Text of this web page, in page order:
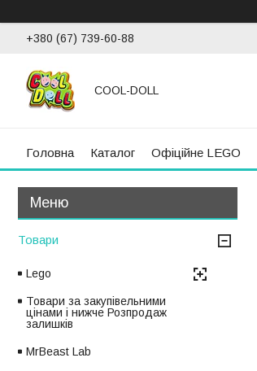
+380 (67) 739-60-88
COOL-DOLL
Головна Каталог Офіційне LEGO
Товари
Lego
Товари за закупівельними
цінами і нижче Розпродаж
залишків
MrBeast Lab